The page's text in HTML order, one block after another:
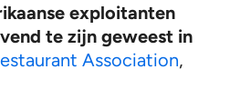
exploitanten
te zijn geweest in
Association,